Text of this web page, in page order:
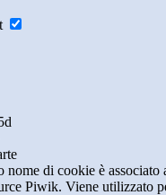
nome di cookie è associato
Piwik. Viene utilizzato